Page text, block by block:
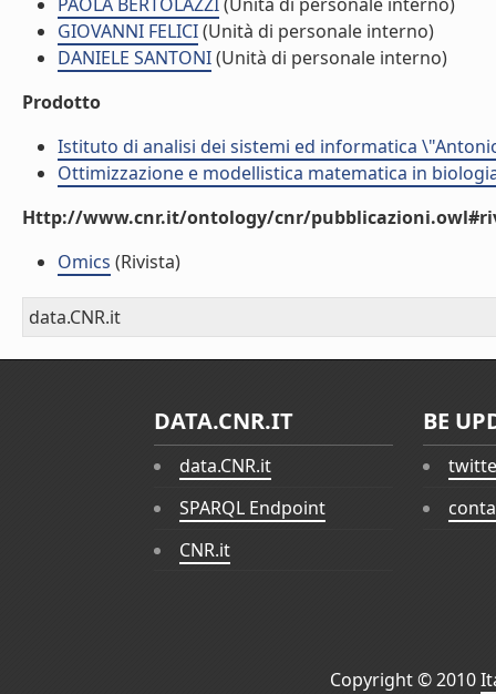
GIOVANNI FELICI(Unità di personale interno)
DANIELE SANTONI(Unità di personale interno)
Prodotto
Istituto di analisi dei sistemi ed informatica
Ottimizzazione e modellistica matematica in
Http://www.cnr.it/ontology/cnr/
Omics (Rivista)
data.CNR.it
DATA.CNR.IT
data.CNR.it
SPARQL Endpoint
CNR.it
BE
Copyright © 2010